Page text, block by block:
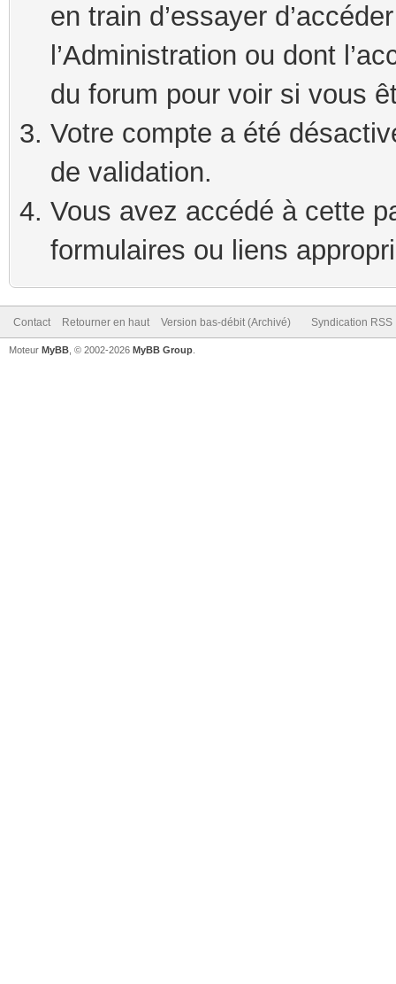
en train d’essayer
l’Administration ou dont
du forum pour voir si vous
Votre compte a été
de validation.
Vous avez accédé à cette
formulaires ou liens
Contact Retourner en haut Version bas-débit (Archivé) Syndication RSS
Moteur MyBB , © 2002-2026 MyBB Group